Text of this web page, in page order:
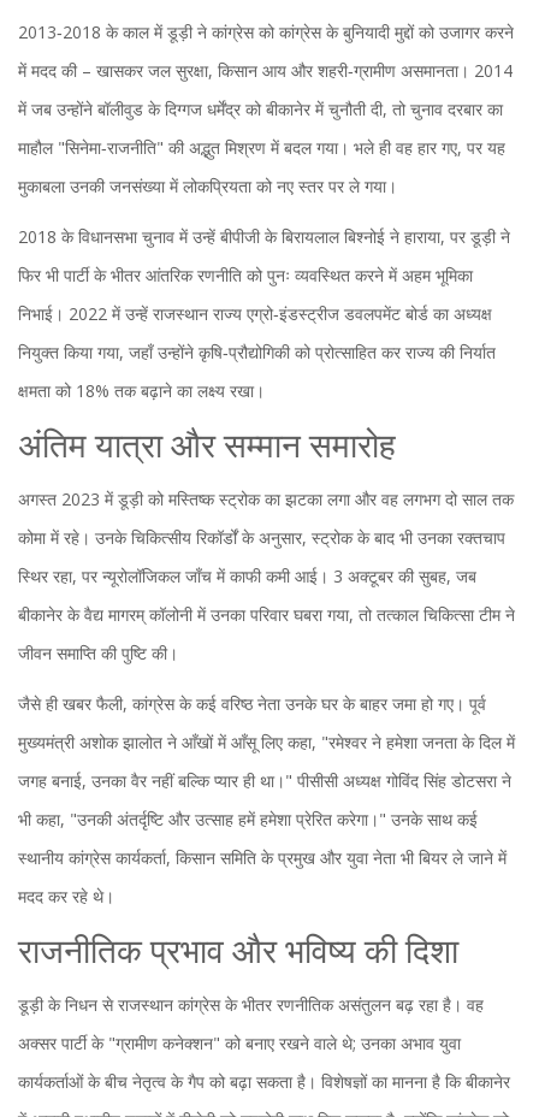
2013‑2018 के काल में डूड़ी ने कांग्रेस को कांग्रेस के बुनियादी मुद्दों को उजागर करने
में मदद की – खासकर जल सुरक्षा, किसान आय और शहरी‑ग्रामीण असमानता। 2014
में जब उन्होंने बॉलीवुड के दिग्गज धर्मेंद्र को बीकानेर में चुनौती दी, तो चुनाव दरबार का
माहौल "सिनेमा‑राजनीति" की अद्भुत मिश्रण में बदल गया। भले ही वह हार गए, पर यह
मुकाबला उनकी जनसंख्या में लोकप्रियता को नए स्तर पर ले गया।
2018 के विधानसभा चुनाव में उन्हें बीपीजी केबिरायलाल बिश्नोई ने हाराया, पर डूड़ी ने
फिर भी पार्टी के भीतर आंतरिक रणनीति को पुनः व्यवस्थित करने में अहम भूमिका
निभाई। 2022 में उन्हें राजस्थान राज्य एग्रो‑इंडस्ट्रीज डवलपमेंट बोर्ड का अध्यक्ष
नियुक्त किया गया, जहाँ उन्होंने कृषि‑प्रौद्योगिकी को प्रोत्साहित कर राज्य की निर्यात
क्षमता को 18% तक बढ़ाने का लक्ष्य रखा।
अंतिम यात्रा और सम्मान समारोह
अगस्त 2023 में डूड़ी को मस्तिष्क स्ट्रोक का झटका लगा और वह लगभग दो साल तक
कोमा में रहे। उनके चिकित्सीय रिकॉर्डों के अनुसार, स्ट्रोक के बाद भी उनका रक्तचाप
स्थिर रहा, पर न्यूरोलॉजिकल जाँच में काफी कमी आई। 3 अक्टूबर की सुबह, जब
बीकानेर केवैद्य मागरम् कॉलोनीमें उनका परिवार घबरा गया, तो तत्काल चिकित्सा टीम ने
जीवन समाप्ति की पुष्टि की।
जैसे ही खबर फैली, कांग्रेस के कई वरिष्ठ नेता उनके घर के बाहर जमा हो गए। पूर्व
मुख्यमंत्रीअशोक झालोत ने आँखों में आँसू लिए कहा, "रमेश्वर ने हमेशा जनता के दिल में
जगह बनाई, उनका वैर नहीं बल्कि प्यार ही था।" पीसीसी अध्यक्ष गोविंद सिंह डोटसराने
भी कहा, "उनकी अंतर्दृष्टि और उत्साह हमें हमेशा प्रेरित करेगा।" उनके साथ कई
स्थानीय कांग्रेस कार्यकर्ता, किसान समिति के प्रमुख और युवा नेता भी बियर ले जाने में
मदद कर रहे थे।
राजनीतिक प्रभाव और भविष्य की दिशा
डूड़ी के निधन से राजस्थान कांग्रेस के भीतर रणनीतिक असंतुलन बढ़ रहा है। वह
अक्सर पार्टी के "ग्रामीण कनेक्शन" को बनाए रखने वाले थे; उनका अभाव युवा
कार्यकर्ताओं के बीच नेतृत्व के गैप को बढ़ा सकता है। विशेषज्ञों का मानना है कि बीकानेर